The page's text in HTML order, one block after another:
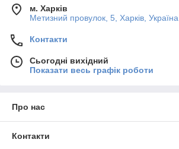
м. Харків
Метизний провулок, 5, Харків, Україна
Контакти
Сьогодні вихідний
Показати весь графік роботи
Про нас
Контакти